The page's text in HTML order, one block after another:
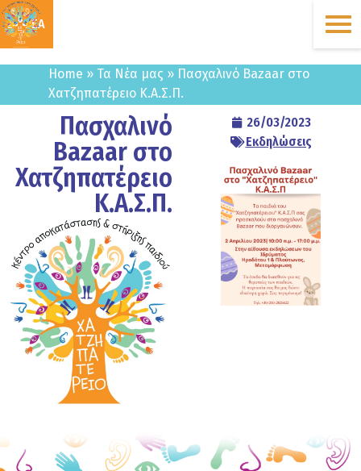
ΔΩΡΕΑ
Home » Τα Νέα μας » Πασχαλινό Bazaar στο
Χατζηπατέρειο Κ.Α.Σ.Π.
Πασχαλινό
Bazaar στο
Χατζηπατέρειο
Κ.Α.Σ.Π.
26/03/2023
Εκδηλώσεις